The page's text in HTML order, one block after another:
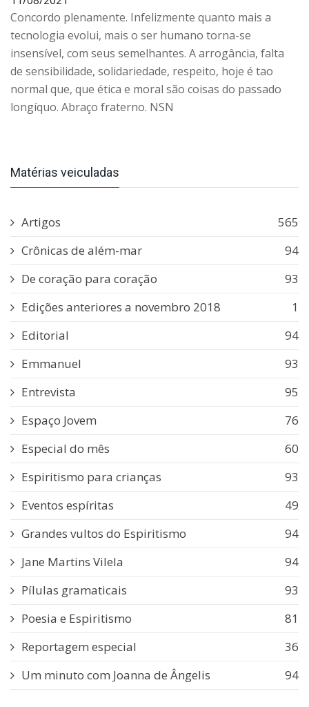
Concordo plenamente. Infelizmente quanto mais a
tecnologia evolui, mais o ser humano torna-se
insensível, com seus semelhantes. A arrogância, falta
de sensibilidade, solidariedade, respeito, hoje é tao
normal que, que ética e moral são coisas do passado
longíquo. Abraço fraterno. NSN
Matérias veiculadas
Artigos
565
Crônicas de além-mar
94
De coração para coração
93
Edições anteriores a novembro 2018
1
Editorial
94
Emmanuel
93
Entrevista
95
Espaço Jovem
76
Especial do mês
60
Espiritismo para crianças
93
Eventos espíritas
49
Grandes vultos do Espiritismo
94
Jane Martins Vilela
94
Pílulas gramaticais
93
Poesia e Espiritismo
81
Reportagem especial
36
Um minuto com Joanna de Ângelis
94